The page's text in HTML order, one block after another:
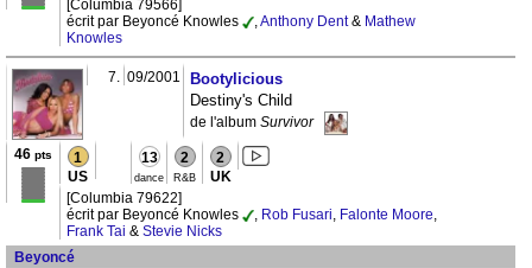
[Columbia 79566]
écrit par Beyoncé Knowles
,Anthony Dent& Mathew
Knowles
7. 09/2001
Bootylicious
Destiny's Child
de l'album Survivor
46 pts 1
US
13
dance
2
R&B
2
UK
[Columbia 79622]
écrit par Beyoncé Knowles
, Rob Fusari, Falonte Moore,
Frank Tai & Stevie Nicks
Beyoncé